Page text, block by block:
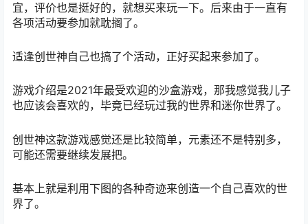
宜，评价也是挺好的，就想买来玩一下。后来由于一直有
各项活动要参加就耽搁了。
适逢创世神自己也搞了个活动，正好买起来参加了。
游戏介绍是2021年最受欢迎的沙盒游戏，那我感觉我儿子
也应该会喜欢的，毕竟已经玩过我的世界和迷你世界了。
创世神这款游戏感觉还是比较简单，元素还不是特别多，
可能还需要继续发展把。
基本上就是利用下图的各种奇迹来创造一个自己喜欢的世
界了。